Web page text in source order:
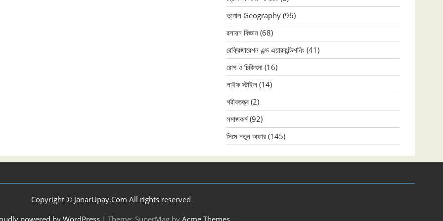
ভূগোল Geography (96)
রসায়ন বিজ্ঞান (68)
রেফ্রিজারেশন এন্ড এয়ারকন্ডিশনিং (41)
রোগ ও চিকিৎসা (16)
লাইফ স্টাইল (14)
শরীরতত্ত্ব (2)
সমাজকর্ম(92)
সিমে নতুন ‍অফার (145)
Copyright © JanarUpay.Com All rights reserved
powered by WordPress | Theme: SuperMag by Acme Themes